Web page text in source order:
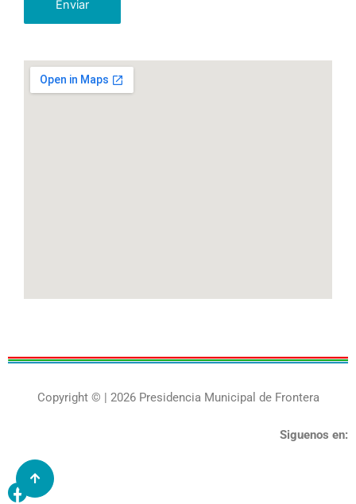
Copyright © | 2026 Presidencia Municipal de Frontera
Siguenos en: